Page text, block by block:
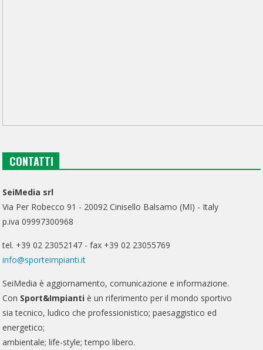
CONTATTI
SeiMedia srl
Via Per Robecco 91 - 20092 Cinisello Balsamo (MI) - Italy
p.iva 09997300968
tel. +39 02 23052147 - fax +39 02 23055769
info@sporteimpianti.it
SeiMedia è aggiornamento, comunicazione e informazione.
Con Sport&Impianti è un riferimento per il mondo sportivo
sia tecnico, ludico che professionistico; paesaggistico ed
energetico;
ambientale; life-style; tempo libero.